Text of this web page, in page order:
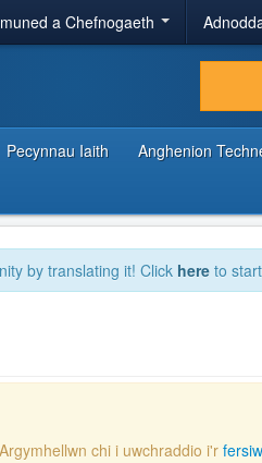
a Chefnogaeth
Pecynnau Iaith Anghenion
by translating it! Click here to
chi i uwchraddio i'r